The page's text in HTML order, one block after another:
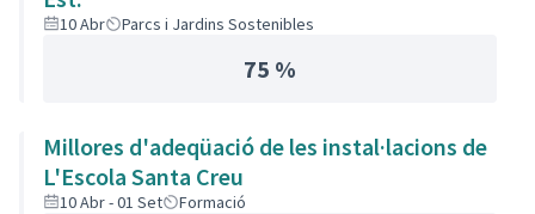
10 Abr Parcs i Jardins Sostenibles
75 %
Millores d'adeqüació de les instal·lacions de
L'Escola Santa Creu
10 Abr - 01 Set Formació